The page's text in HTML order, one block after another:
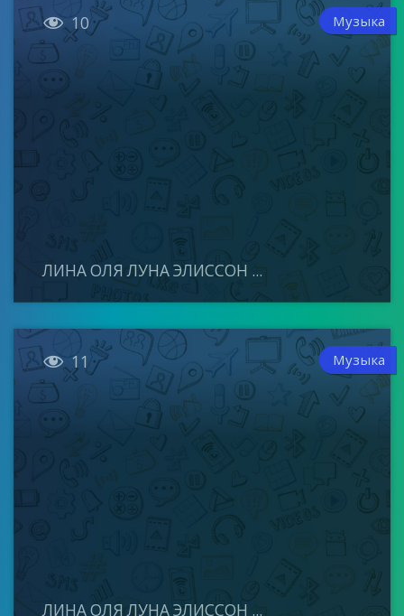
 10 Музыка
ЛИНА ОЛЯ ЛУНА ЭЛИССОН ...
 11 Музыка
ЛИНА ОЛЯ ЛУНА ЭЛИССОН ...